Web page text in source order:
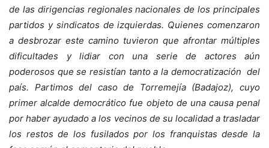
de las dirigencias regionales nacionales de los principales
partidos y sindicatos de izquierdas. Quienes comenzaron
a desbrozar este camino tuvieron que afrontar múltiples
dificultades y lidiar con una serie de actores aún
poderosos que se resistían tanto a la democratiza­ción del
país. Partimos del caso de Torremejía (Badajoz), cuyo
primer alcalde democrático fue objeto de una causa penal
por haber ayudado a los vecinos de su localidad a tras­ladar
los restos de los fusilados por los franquistas desde la